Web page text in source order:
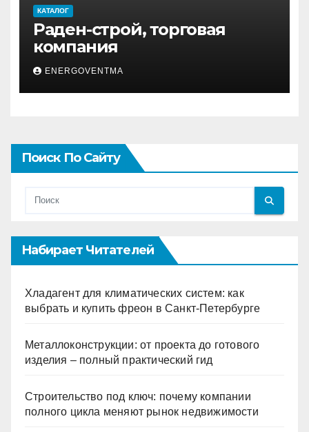
КАТАЛОГ
Раден-строй, торговая
компания
ENERGOVENTMA
Поиск По Сайту
Набирает Читателей
Хладагент для климатических систем: как
выбрать и купить фреон в Санкт-Петербурге
Металлоконструкции: от проекта до готового
изделия – полный практический гид
Строительство под ключ: почему компании
полного цикла меняют рынок недвижимости